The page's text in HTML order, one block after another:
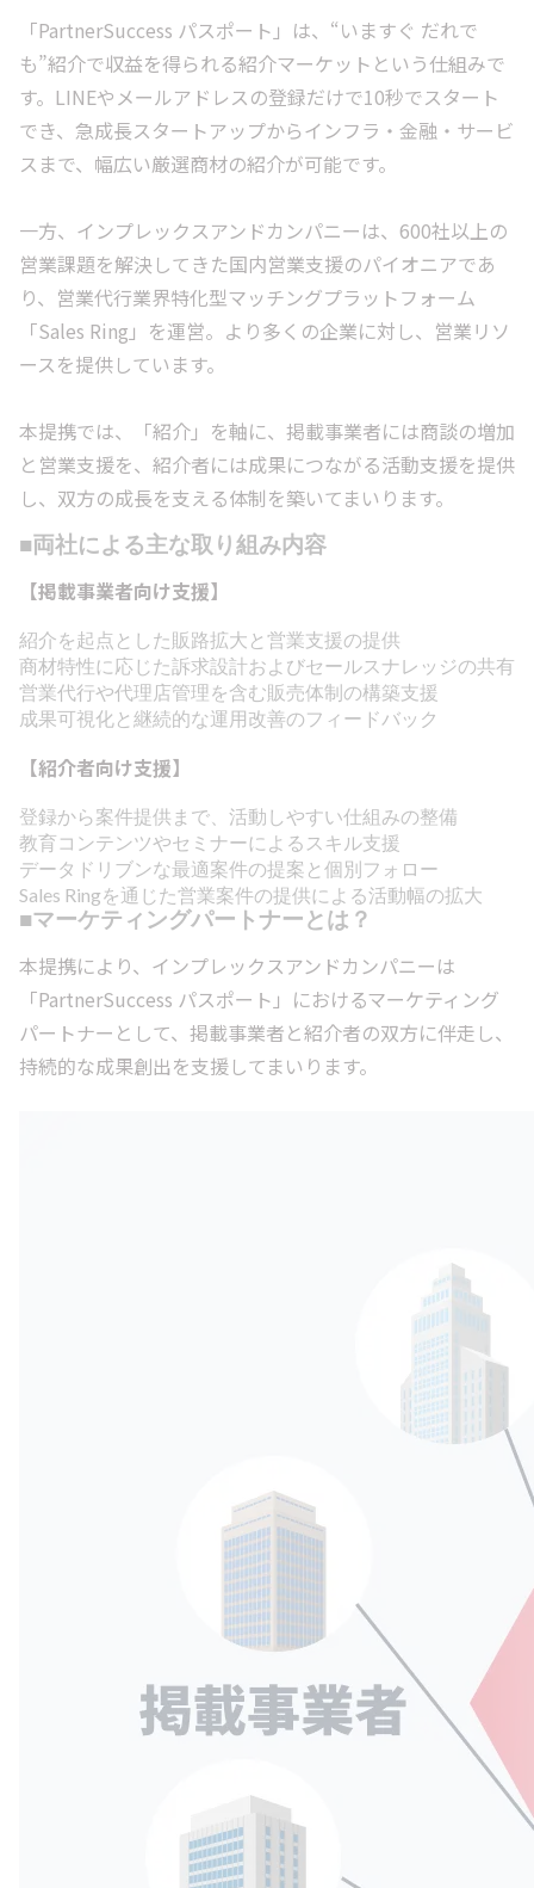
「PartnerSuccess パスポート」は、“いますぐ だれで
も”紹介で収益を得られる紹介マーケットという仕組みで
す。LINEやメールアドレスの登録だけで10秒でスタート
でき、急成長スタートアップからインフラ・金融・サービ
スまで、幅広い厳選商材の紹介が可能です。
一方、インプレックスアンドカンパニーは、600社以上の
営業課題を解決してきた国内営業支援のパイオニアであ
り、営業代行業界特化型マッチングプラットフォーム
「Sales Ring」を運営。より多くの企業に対し、営業リソ
ースを提供しています。
本提携では、「紹介」を軸に、掲載事業者には商談の増加
と営業支援を、紹介者には成果につながる活動支援を提供
し、双方の成長を支える体制を築いてまいります。
■両社による主な取り組み内容
【掲載事業者向け支援】
紹介を起点とした販路拡大と営業支援の提供
商材特性に応じた訴求設計およびセールスナレッジの共有
営業代行や代理店管理を含む販売体制の構築支援
成果可視化と継続的な運用改善のフィードバック
【紹介者向け支援】
登録から案件提供まで、活動しやすい仕組みの整備
教育コンテンツやセミナーによるスキル支援
データドリブンな最適案件の提案と個別フォロー
Sales Ringを通じた営業案件の提供による活動幅の拡大
■マーケティングパートナーとは？
本提携により、インプレックスアンドカンパニーは
「PartnerSuccess パスポート」におけるマーケティング
パートナーとして、掲載事業者と紹介者の双方に伴走し、
持続的な成果創出を支援してまいります。